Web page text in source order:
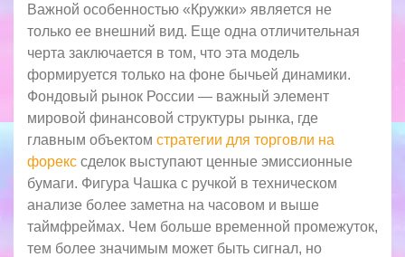
Важной особенностью «Кружки» является не
только ее внешний вид. Еще одна отличительная
черта заключается в том, что эта модель
формируется только на фоне бычьей динамики.
Фондовый рынок России — важный элемент
мировой финансовой структуры рынка, где
главным объектом стратегии для торговли на
форекс сделок выступают ценные эмиссионные
бумаги. Фигура Чашка с ручкой в техническом
анализе более заметна на часовом и выше
таймфреймах. Чем больше временной промежуток,
тем более значимым может быть сигнал, но